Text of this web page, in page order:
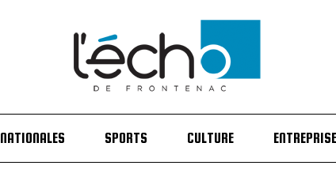
NATIONALES SPORTS CULTURE